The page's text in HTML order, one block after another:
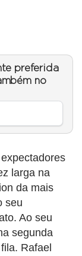
preferida
no
larga na
da mais
seu
Ao seu
segunda
Rafael